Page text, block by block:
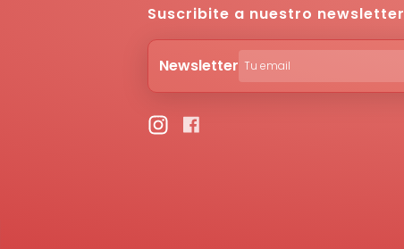
Suscribite a nuestro newsletter
Newsletter